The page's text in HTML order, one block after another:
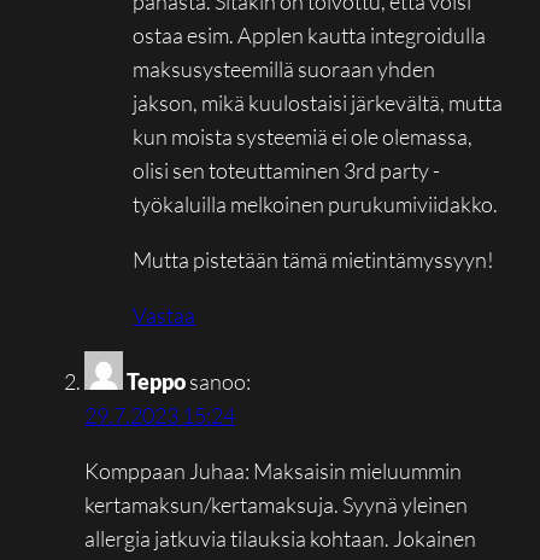
ostaa esim. Applen kautta integroidulla
maksusysteemillä suoraan yhden
jakson, mikä kuulostaisi järkevältä, mutta
kun moista systeemiä ei ole olemassa,
olisi sen toteuttaminen 3rd party -
työkaluilla melkoinen purukumiviidakko.
Mutta pistetään tämä mietintämyssyyn!
Vastaa
Tepposanoo:
29.7.2023 15:24
Komppaan Juhaa: Maksaisin mieluummin
kertamaksun/kertamaksuja. Syynä yleinen
allergia jatkuvia tilauksia kohtaan. Jokainen